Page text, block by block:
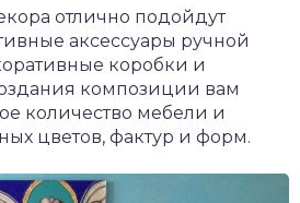
отлично подойдут
аксессуары ручной
коробки и
композиции вам
количество мебели и
цветов, фактур и форм.